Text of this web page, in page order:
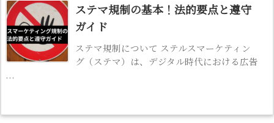
ステマ規制の基本！法的要点と遵守
ガイド
ステマ規制について ステルスマーケティン
グ（ステマ）は、デジタル時代における広告
...